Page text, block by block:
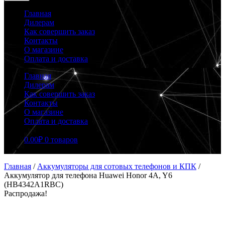
Главная
Дилерам
Как совершить заказ
Контакты
О магазине
Оплата и доставка
Главная
Дилерам
Как совершить заказ
Контакты
О магазине
Оплата и доставка
0.00₽ 0 товаров
Главная / Аккумуляторы для сотовых телефонов и КПК /
Аккумулятор для телефона Huawei Honor 4A, Y6
(HB4342A1RBC)
Распродажа!